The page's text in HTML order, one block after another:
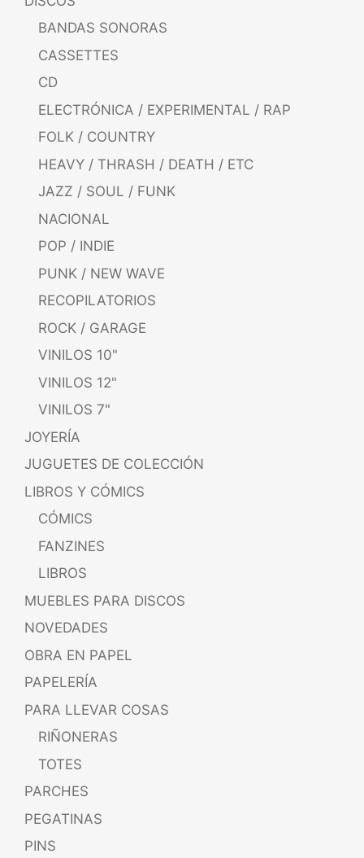
BANDAS SONORAS
CASSETTES
CD
ELECTRÓNICA / EXPERIMENTAL / RAP
FOLK / COUNTRY
HEAVY / THRASH / DEATH / ETC
JAZZ / SOUL / FUNK
NACIONAL
POP / INDIE
PUNK / NEW WAVE
RECOPILATORIOS
ROCK / GARAGE
VINILOS 10"
VINILOS 12"
VINILOS 7"
JOYERÍA
JUGUETES DE COLECCIÓN
LIBROS Y CÓMICS
CÓMICS
FANZINES
LIBROS
MUEBLES PARA DISCOS
NOVEDADES
OBRA EN PAPEL
PAPELERÍA
PARA LLEVAR COSAS
RIÑONERAS
TOTES
PARCHES
PEGATINAS
PINS